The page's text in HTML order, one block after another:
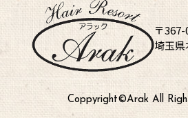
〒367-
埼玉県
Coppyright©︎Arak All